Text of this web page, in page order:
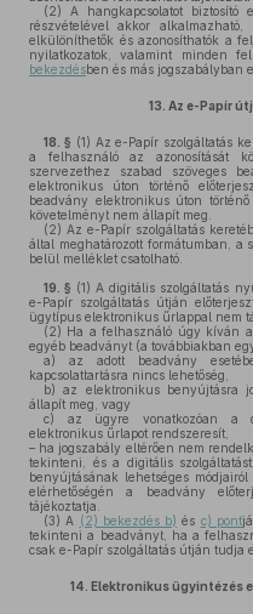
(2) A hangkapcsolatot biztosító
részvételével akkor
elkülöníthetők és azonosíthatók a
nyilatkozatok, valamint minden
bekezdésben és más jogszabályban
13. Az e-Papír
18. § (1) Az e-Papír szolgáltatás
a felhasználó az azonosítását
szervezethez szabad szöveges
elektronikus úton történő
beadvány elektronikus úton
követelményt nem állapít meg.
(2) Az e-Papír szolgáltatás
által meghatározott formátumban, a
belül melléklet csatolható.
19. § (1) A digitális szolgáltatás
e-Papír szolgáltatás útján
ügytípus elektronikus űrlappal nem
(2) Ha a felhasználó úgy kíván
egyéb beadványt (a továbbiakban
a) az adott beadvány
kapcsolattartásra nincs lehetőség,
b) az elektronikus benyújtásra
állapít meg, vagy
c) az ügyre vonatkozóan a
elektronikus űrlapot rendszeresít,
– ha jogszabály eltérően nem
tekinteni, és a digitális
benyújtásának lehetséges
elérhetőségén a beadvány
tájékoztatja.
(3) A (2) bekezdés b) és c) pont
tekinteni a beadványt, ha a
csak e-Papír szolgáltatás útján tudja
14. Elektronikus ügyintézés